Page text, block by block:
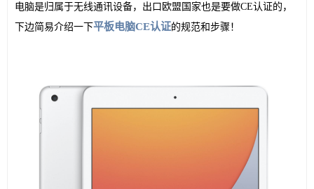
电脑是归属于无线通讯设备，出口欧盟国家也是要做CE认证的，
下边简易介绍一下平板电脑CE认证的规范和步骤！